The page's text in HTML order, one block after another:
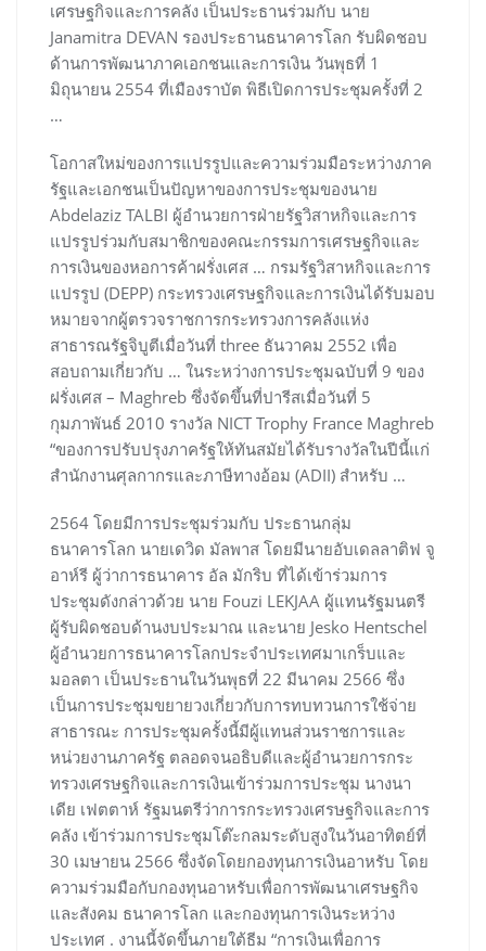
เศรษฐกิจและการคลัง เป็นประธานร่วมกับ นาย
Janamitra DEVAN รองประธานธนาคารโลก รับผิดชอบ
ด้านการพัฒนาภาคเอกชนและการเงิน วันพุธที่ 1
มิถุนายน 2554 ที่เมืองราบัต พิธีเปิดการประชุมครั้งที่ 2
…
โอกาสใหม่ของการแปรรูปและความร่วมมือระหว่างภาค
รัฐและเอกชนเป็นปัญหาของการประชุมของนาย
Abdelaziz TALBI ผู้อำนวยการฝ่ายรัฐวิสาหกิจและการ
แปรรูปร่วมกับสมาชิกของคณะกรรมการเศรษฐกิจและ
การเงินของหอการค้าฝรั่งเศส … กรมรัฐวิสาหกิจและการ
แปรรูป (DEPP) กระทรวงเศรษฐกิจและการเงินได้รับมอบ
หมายจากผู้ตรวจราชการกระทรวงการคลังแห่ง
สาธารณรัฐจิบูตีเมื่อวันที่ three ธันวาคม 2552 เพื่อ
สอบถามเกี่ยวกับ … ในระหว่างการประชุมฉบับที่ 9 ของ
ฝรั่งเศส – Maghreb ซึ่งจัดขึ้นที่ปารีสเมื่อวันที่ 5
กุมภาพันธ์ 2010 รางวัล NICT Trophy France Maghreb
“ของการปรับปรุงภาครัฐให้ทันสมัยได้รับรางวัลในปีนี้แก่
สำนักงานศุลกากรและภาษีทางอ้อม (ADII) สำหรับ …
2564 โดยมีการประชุมร่วมกับ ประธานกลุ่ม
ธนาคารโลก นายเดวิด มัลพาส โดยมีนายอับเดลลาติฟ จู
อาห์รี ผู้ว่าการธนาคาร อัล มักริบ ที่ได้เข้าร่วมการ
ประชุมดังกล่าวด้วย นาย Fouzi LEKJAA ผู้แทนรัฐมนตรี
ผู้รับผิดชอบด้านงบประมาณ และนาย Jesko Hentschel
ผู้อำนวยการธนาคารโลกประจำประเทศมาเกร็บและ
มอลตา เป็นประธานในวันพุธที่ 22 มีนาคม 2566 ซึ่ง
เป็นการประชุมขยายวงเกี่ยวกับการทบทวนการใช้จ่าย
สาธารณะ การประชุมครั้งนี้มีผู้แทนส่วนราชการและ
หน่วยงานภาครัฐ ตลอดจนอธิบดีและผู้อำนวยการกระ
ทรวงเศรษฐกิจและการเงินเข้าร่วมการประชุม นางนา
เดีย เฟตตาห์ รัฐมนตรีว่าการกระทรวงเศรษฐกิจและการ
คลัง เข้าร่วมการประชุมโต๊ะกลมระดับสูงในวันอาทิตย์ที่
30 เมษายน 2566 ซึ่งจัดโดยกองทุนการเงินอาหรับ โดย
ความร่วมมือกับกองทุนอาหรับเพื่อการพัฒนาเศรษฐกิจ
และสังคม ธนาคารโลก และกองทุนการเงินระหว่าง
ประเทศ . งานนี้จัดขึ้นภายใต้ธีม “การเงินเพื่อการ